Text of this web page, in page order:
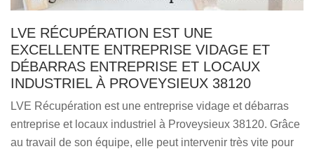
LVE RÉCUPÉRATION EST UNE
EXCELLENTE ENTREPRISE VIDAGE ET
DÉBARRAS ENTREPRISE ET LOCAUX
INDUSTRIEL À PROVEYSIEUX 38120
LVE Récupération est une entreprise vidage et débarras
entreprise et locaux industriel à Proveysieux 38120. Grâce
au travail de son équipe, elle peut intervenir très vite pour